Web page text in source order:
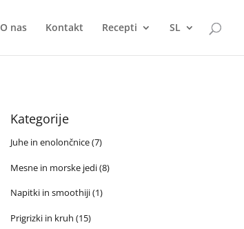
O nas Kontakt Recepti SL
Kategorije
Juhe in enolončnice(7)
Mesne in morske jedi(8)
Napitki in smoothiji(1)
Prigrizki in kruh (15)